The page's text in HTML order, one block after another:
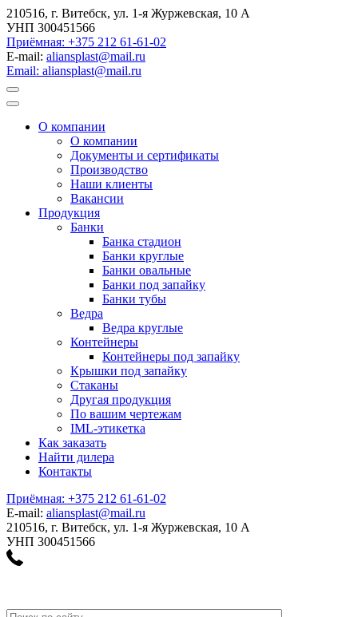
210516, г. Витебск, ул. 1-я Журжевская, 10 А
УНП 300451566
Приёмная: +375 212 61-61-02
E-mail: aliansplast@mail.ru
Email: aliansplast@mail.ru
О компании
О компании
Документы и сертификаты
Производство
Наши клиенты
Вакансии
Продукция
Банки
Банка стадион
Банки круглые
Банки овальные
Банки под запайку
Банки тубы
Ведра
Ведра круглые
Контейнеры
Контейнеры под запайку
Крышки под запайку
Стаканы
Другая продукция
По вашим чертежам
IML-этикетка
Как заказать
Найти дилера
Контакты
Приёмная: +375 212 61-61-02
E-mail: aliansplast@mail.ru
210516, г. Витебск, ул. 1-я Журжевская, 10 А
УНП 300451566